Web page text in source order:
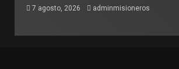
7 agosto, 2026 adminmisioneros